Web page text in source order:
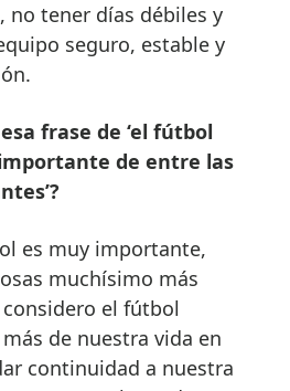
no tener días débiles y
seguro, estable y
frase de ‘el fútbol
de entre las
es muy importante,
muchísimo más
el fútbol
de nuestra vida en
continuidad a nuestra